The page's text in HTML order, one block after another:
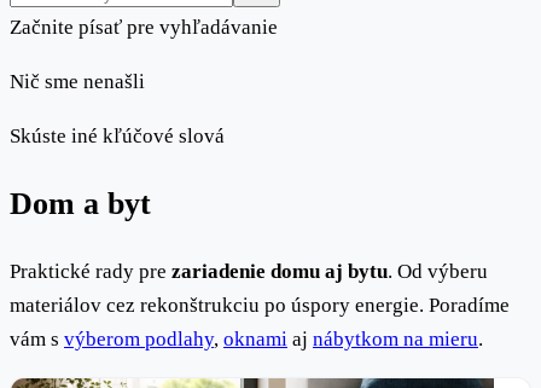
Začnite písať pre vyhľadávanie
Nič sme nenašli
Skúste iné kľúčové slová
Dom a byt
Praktické rady pre zariadenie domu aj bytu. Od výberu
materiálov cez rekonštrukciu po úspory energie. Poradíme
vám s výberom podlahy, oknami aj nábytkom na mieru.